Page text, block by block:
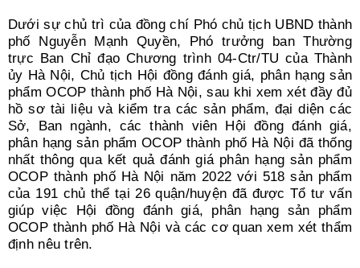
Dưới sự chủ trì của đồng chí Phó chủ tịch UBND thành
phố Nguyễn Mạnh Quyền, Phó trưởng ban Thường
trực Ban Chỉ đạo Chương trình 04-Ctr/TU của Thành
ủy Hà Nội, Chủ tịch Hội đồng đánh giá, phân hạng sản
phẩm OCOP thành phố Hà Nội, sau khi xem xét đầy đủ
hồ sơ tài liệu và kiểm tra các sản phẩm, đại diện các
Sở, Ban ngành, các thành viên Hội đồng đánh giá,
phân hạng sản phẩm OCOP thành phố Hà Nội đã thống
nhất thông qua kết quả đánh giá phân hạng sản phẩm
OCOP thành phố Hà Nội năm 2022 với 518 sản phẩm
của 191 chủ thể tại 26 quận/huyện đã được Tổ tư vấn
giúp việc Hội đồng đánh giá, phân hạng sản phẩm
OCOP thành phố Hà Nội và các cơ quan xem xét thẩm
định nêu trên.